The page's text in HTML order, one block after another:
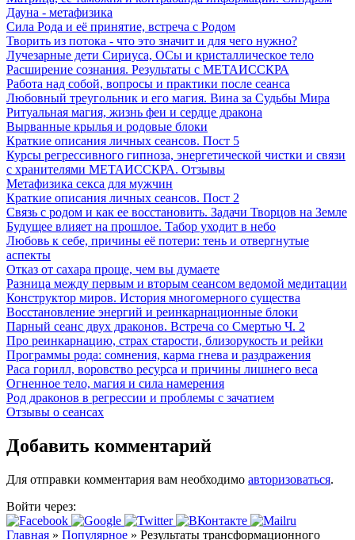
Дауна - метафизика
Сила Рода и её принятие, встреча с Родом
Творить из потока - что это значит и для чего нужно?
Лучезарные дети Сириуса, ОСы и кристаллическое тело
Расширение сознания. Результаты с МЕТАИССКРА
Работа над собой, вопросы и практики после сеанса
Любовный треугольник и его магия. Вина за Судьбы Мира
Ритуальная магия, жизнь феи и сердце дракона
Вырванные крылья и родовые блоки
Краткие описания личных сеансов. Пост 5
Курсы регрессивного гипноза, энергетической чистки и связи
с хранителями МЕТАИССКРА. Отзывы
Метафизика секса для мужчин
Краткие описания личных сеансов. Пост 2
Связь с родом и как ее восстановить. Задачи Творцов на Земле
Будущее влияет на прошлое. Табор уходит в небо
Любовь к себе, причины её потери: тень и отвергнутые
аспекты
Отказ от сахара проще, чем вы думаете
Разница между первым и вторым сеансом ведомой медитации
Конструктор миров. История многомерного существа
Восстановление энергий и реинкарнационные блоки
Парный сеанс двух драконов. Встреча со Смертью Ч. 2
Про реинкарнацию, страх старости, близорукость и рейки
Программы рода: сомнения, карма гнева и раздражения
Раса горилл, воровство ресурса и причины лишнего веса
Огненное тело, магия и сила намерения
Род драконов в регрессии и проблемы с зачатием
Отзывы о сеансах
Добавить комментарий
Для отправки комментария вам необходимо авторизоваться.
Войти через:
Главная » Популярное » Результаты трансформационного